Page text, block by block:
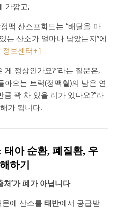
가깝고,
맥 산소포화도는 “배달을 마
는 산소가 얼마나 남았는지”에
보센터+1
게 정상인가요?”라는 질문은,
아오는 트럭(정맥혈)의 남은 연
꽉 차 있을 리가 있나요?”라
가 됩니다.
아 순환, 폐질환, 우
하기
’가 폐가 아닙니다
에 산소를 태반에서 공급받